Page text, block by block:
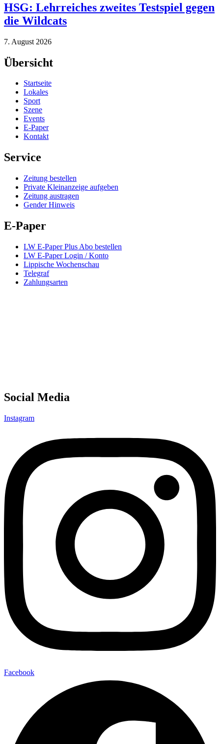
HSG: Lehrreiches zweites Testspiel gegen
die Wildcats
7. August 2026
Übersicht
Startseite
Lokales
Sport
Szene
Events
E-Paper
Kontakt
Service
Zeitung bestellen
Private Kleinanzeige aufgeben
Zeitung austragen
Gender Hinweis
E-Paper
LW E-Paper Plus Abo bestellen
LW E-Paper Login / Konto
Lippische Wochenschau
Telegraf
Zahlungsarten
Social Media
Instagram
Facebook